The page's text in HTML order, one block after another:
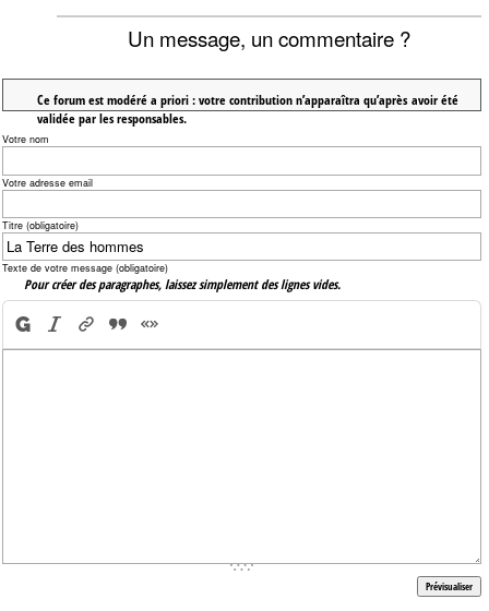
Un message, un commentaire ?
Ce forum est modéré a priori : votre contribution n’apparaîtra qu’après avoir été
validée par les responsables.
Votre nom
Votre adresse email
Titre (obligatoire)
Texte de votre message (obligatoire)
Pour créer des paragraphes, laissez simplement des lignes vides.